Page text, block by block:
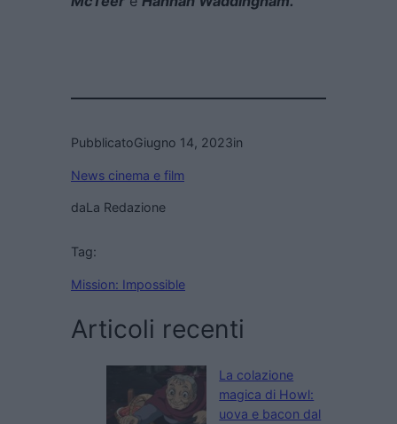
PubblicatoGiugno 14, 2023in
News cinema e film
daLa Redazione
Tag:
Mission: Impossible
Articoli recenti
La colazione
magica di Howl:
uova e bacon dal